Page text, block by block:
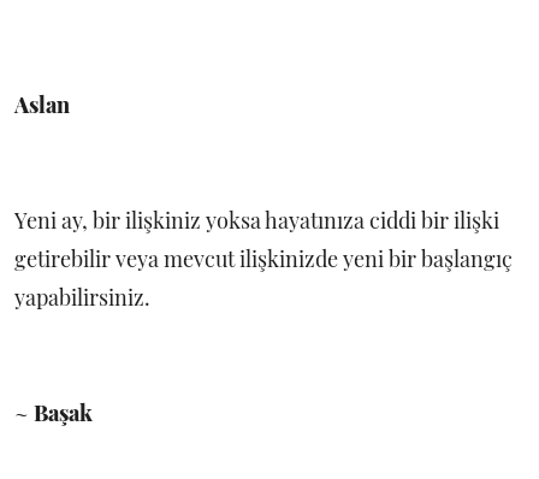
Aslan
Yeni ay, bir ilişkiniz yoksa hayatınıza ciddi bir ilişki
getirebilir veya mevcut ilişkinizde yeni bir başlangıç
yapabilirsiniz.
~ Başak